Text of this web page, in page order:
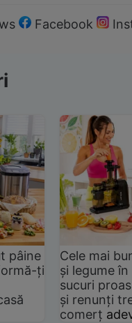
Facebook
pâine
ți
Cele mai
și legume
sucuri
și renunți
comerț